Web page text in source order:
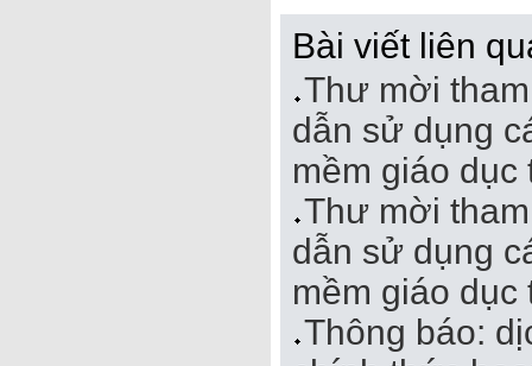
Bài viết liên
Thư mời
dẫn sử dụng
mềm giáo
Thư mời
dẫn sử dụng
mềm giáo
Thông báo: